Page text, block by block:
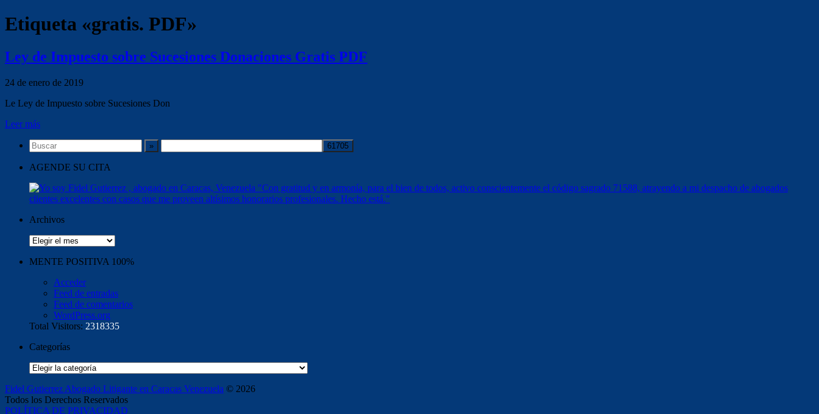
Etiqueta «gratis. PDF»
Ley de Impuesto sobre Sucesiones Donaciones Gratis PDF
24 de enero de 2019
Le Ley de Impuesto sobre Sucesiones Don
Leer más
AGENDE SU CITA
Archivos
Archivos
MENTE POSITIVA 100%
Acceder
Feed de entradas
Feed de comentarios
WordPress.org
Total Visitors: 2318335
Categorías
Categorías
Fidel Gutierrez Abogado Litigante en Caracas Venezuela © 2026
Todos los Derechos Reservados
POLÍTICA DE PRIVACIDAD